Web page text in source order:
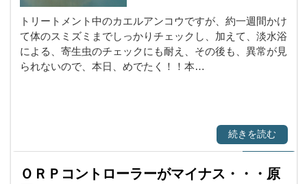
トリートメント中のカエルアンコウですが、約一週間かけ
て体のスミズミまでしっかりチェックし、加えて、淡水浴
による、寄生虫のチェックにも耐え、その後も、異常が見
られないので、本日、めでたく！！本…
続きを読む
ＯＲＰコントローラーがマイナス・・・原